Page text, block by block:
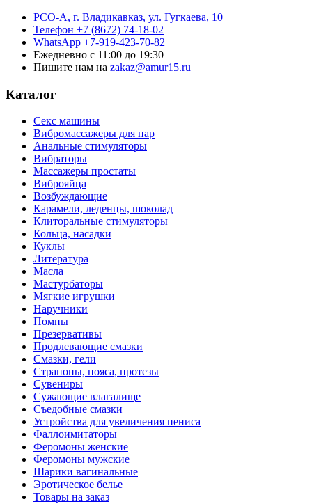
РСО-А, г. Владикавказ, ул. Гугкаева, 10
Телефон +7 (8672) 74-18-02
WhatsApp +7-919-423-70-82
Ежедневно с 11:00 до 19:30
Пишите нам на zakaz@amur15.ru
Каталог
Секс машины
Вибромассажеры для пар
Анальные стимуляторы
Вибраторы
Массажеры простаты
Виброяйца
Возбуждающие
Карамели, леденцы, шоколад
Клиторальные стимуляторы
Кольца, насадки
Куклы
Литература
Масла
Мастурбаторы
Мягкие игрушки
Наручники
Помпы
Презервативы
Продлевающие смазки
Смазки, гели
Страпоны, пояса, протезы
Сувениры
Сужающие влагалище
Съедобные смазки
Устройства для увеличения пениса
Фаллоимитаторы
Феромоны женские
Феромоны мужские
Шарики вагинальные
Эротическое белье
Товары на заказ